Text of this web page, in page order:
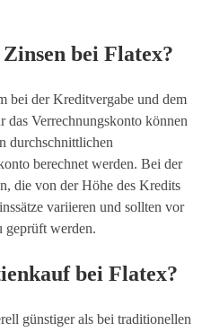
bei Flatex?
bei der Kreditvergabe und dem
das Verrechnungskonto können
durchschnittlichen
berechnet werden. Bei der
die von der Höhe des Kredits
variieren und sollten vor
geprüft werden.
bei Flatex?
günstiger als bei traditionellen